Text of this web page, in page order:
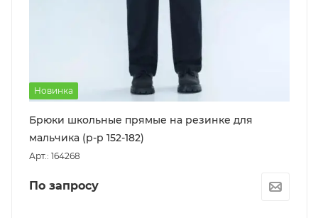
Новинка
Брюки школьные прямые на резинке для
мальчика (р-р 152-182)
Арт.: 164268
По запросу